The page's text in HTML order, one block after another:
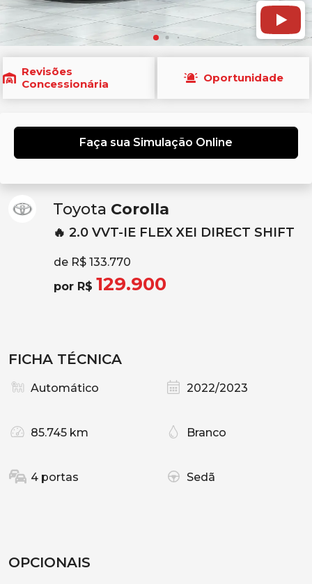
Revisões
Concessionária
Oportunidade
Faça sua Simulação Online
Toyota Corolla
🔥 2.0 VVT-IE FLEX XEI DIRECT SHIFT
de R$ 133.770
por R$ 129.900
FICHA TÉCNICA
Automático 2022/2023
85.745 km Branco
4 portas Sedã
OPCIONAIS